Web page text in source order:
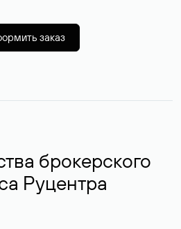
заказ
брокерского
Руцентра